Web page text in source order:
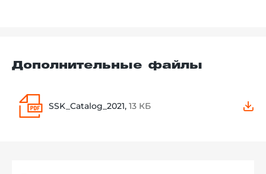
Дополнительные файлы
SSK_Catalog_2021, 13 КБ